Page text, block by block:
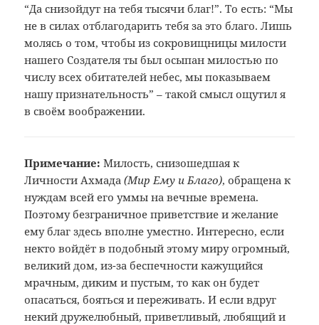
“Да снизойдут на тебя тысячи благ!”. То есть: “Мы
не в силах отблагодарить тебя за это благо. Лишь
молясь о том, чтобы из сокровищницы милости
нашего Создателя ты был осыпан милостью по
числу всех обитателей небес, мы показываем
нашу признательность” – такой смысл ощутил я
в своём воображении.
Примечание:Милость, снизошедшаяк
Личности Ахмада(МирЕму и Благо), обращена к
нуждамвсей его уммы на вечные времена.
Поэтомубезграничное приветствие и желание
ему благ здесь вполне уместно. Интересно,если
некто войдёт в подобный этому мируогромный,
великий дом, из-за беспечностикажущийся
мрачным, диким и пустым, токак он будет
опасаться, бояться ипереживать. И если вдруг
некий дружелюбный,приветливый, любящий и